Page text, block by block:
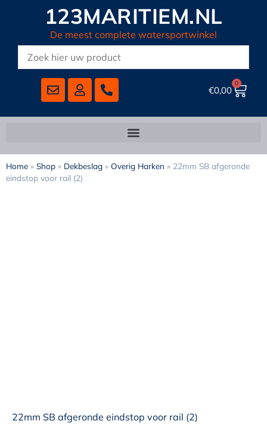
123MARITIEM.NL
De meest complete watersportwinkel
€0,00
0
Home » Shop » Dekbeslag » Overig Harken » 22mm SB afgeronde
eindstop voor rail (2)
22mm SB afgeronde eindstop voor rail (2)